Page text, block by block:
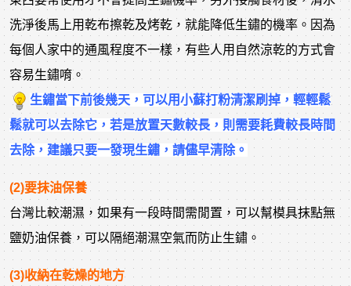
洗淨後馬上用乾布擦乾及烤乾，就能降低生鏽的機率。因為
每個人家中的通風程度不一樣，有些人用自然涼乾的方式會
容易生鏽唷。
生鏽當下前後幾天，可以用小蘇打粉清潔刷掉，輕輕鬆
鬆就可以去除它，若是放置天數較長，則需要耗費較長時間
去除，建議只要一發現生鏽，請儘早清除。
(2)要抹油保養
台灣比較潮濕，如果有一段時間需閒置，可以幫模具抹點無
鹽奶油保養，可以隔絕潮濕空氣而防止生鏽。
(3)收納在乾燥的地方